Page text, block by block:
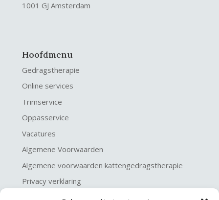
1001 GJ Amsterdam
Hoofdmenu
Gedragstherapie
Online services
Trimservice
Oppasservice
Vacatures
Algemene Voorwaarden
Algemene voorwaarden kattengedragstherapie
Privacy verklaring
Disclaimer & Copyright